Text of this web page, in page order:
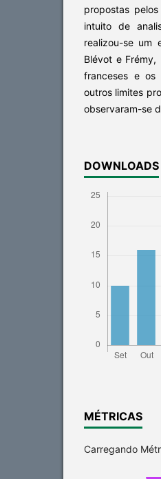
propostas
intuito de
realizou-se um
Blévot e Frémy,
franceses e os
outros limites
observaram-se
DOWNLOADS
MÉTRICAS
Carregando